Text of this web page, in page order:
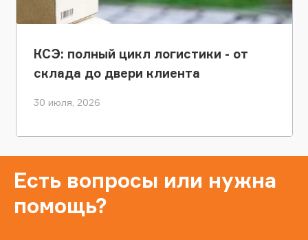
КСЭ: полный цикл логистики - от
склада до двери клиента
30 июля, 2026
Есть вопросы или нужна
помощь?